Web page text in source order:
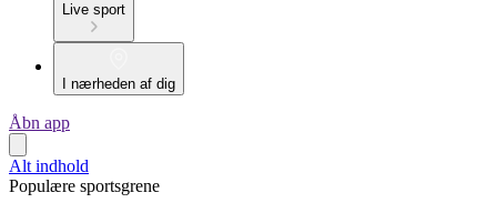
Live sport
I nærheden af dig
Åbn app
Alt indhold
Populære sportsgrene